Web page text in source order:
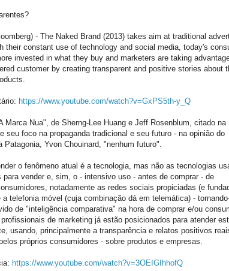
- The Naked Brand (2013) takes aim at traditional
their constant use of technology and social media, today's
invested in what they buy and marketers are taking
customer by creating transparent and positive stories about
https://www.youtube.com/watch?v=GxPS5th-y_Q
Marca Nua", de Sherng-Lee Huang e Jeff Rosenblum, citado na
seu foco na propaganda tradicional e seu futuro - na opinião do
Patagonia, Yvon Chouinard, "nenhum futuro".
o fenômeno atual é a tecnologia, mas não as tecnologias
para vender e, sim, o - intensivo uso - antes de comprar - de
notadamente as redes sociais propiciadas (e
a telefonia móvel (cuja combinação dá em telemática) -
de "inteligência comparativa" na hora de comprar e/ou
de marketing já estão posicionados para atender
usando, principalmente a transparência e relatos positivos
próprios consumidores - sobre produtos e empresas.
https://www.youtube.com/watch?v=3OEIGIhhofQ